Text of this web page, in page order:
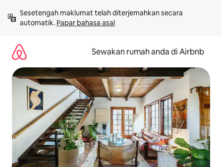
kandungan
Sesetengah maklumat telah diterjemahkan secara
automatik. Papar bahasa asal
Sewakan rumah anda di Airbnb